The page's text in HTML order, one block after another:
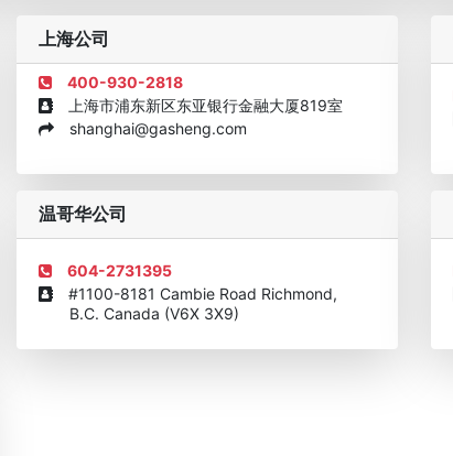
粤港值得信赖的移民品牌 企业
欧美澳年度表现移民团队 美国投资移民中介机构30强 加拿
上海公司
400-930-2818
上海市浦东新区东亚银行金融大厦819室
shanghai@gasheng.com
温哥华公司
604-2731395
#1100-8181 Cambie Road Richmond,
B.C. Canada (V6X 3X9)